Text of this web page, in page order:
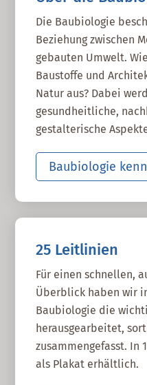
Die Baubiologie
Beziehung zwischen
gebauten Umwelt.
Baustoffe und
Natur aus? Dabei
gesundheitliche,
gestalterische
Baubiologie
25 Leitlinien
Für einen schnellen,
Überblick haben wir
Baubiologie die
herausgearbeitet,
zusammengefasst. In
als Plakat erhältlich.